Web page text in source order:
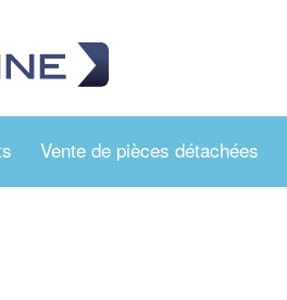
Vente de pièces détachées